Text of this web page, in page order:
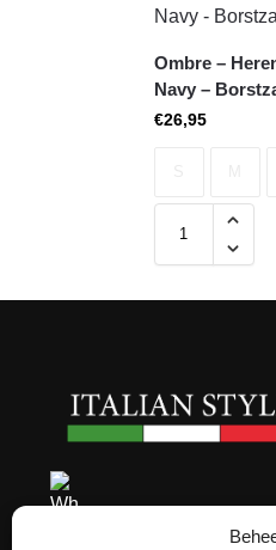
Ombre –
Navy –
€26,95